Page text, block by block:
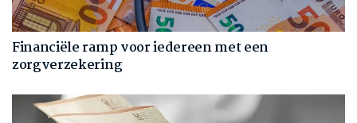
Financiële ramp voor iedereen met een
zorgverzekering